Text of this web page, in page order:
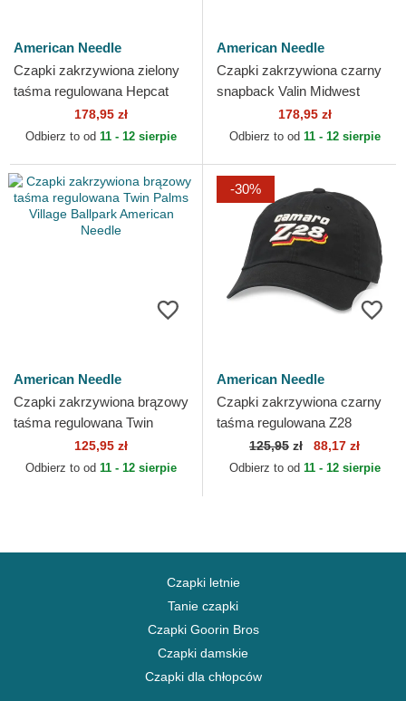
American Needle
Czapki zakrzywiona zielony
taśma regulowana Hepcat
Huntington Beach American
Needle
178,95 zł
Odbierz to od 11 - 12 sierpie
American Needle
Czapki zakrzywiona czarny
snapback Valin Midwest
Social Club American Needle
178,95 zł
Odbierz to od 11 - 12 sierpie
American Needle
Czapki zakrzywiona brązowy
taśma regulowana Twin
Palms Village Ballpark
American Needle
125,95 zł
Odbierz to od 11 - 12 sierpie
-30%
American Needle
Czapki zakrzywiona czarny
taśma regulowana Z28
Ballpark American Needle
125,95 zł 88,17 zł
Odbierz to od 11 - 12 sierpie
Czapki letnie
Tanie czapki
Czapki Goorin Bros
Czapki damskie
Czapki dla chłopców